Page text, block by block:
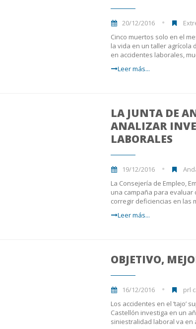
20/12/2016
Cinco muertos solo en el
la vida en un taller agrícola
en accidentes laborales,
Leer más...
LA JUNTA DE
ANALIZAR
LABORALES
19/12/2016
La Consejería de Empleo,
una campaña para evaluar
corregir deficiencias en las
Leer más...
OBJETIVO,
16/12/2016
prl
Los accidentes en el ‘tajo’
Castellón investiga en un
siniestralidad laboral va en